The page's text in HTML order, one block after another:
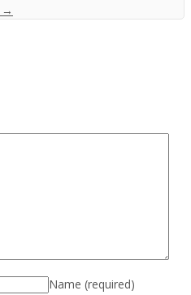
→
Name (required)